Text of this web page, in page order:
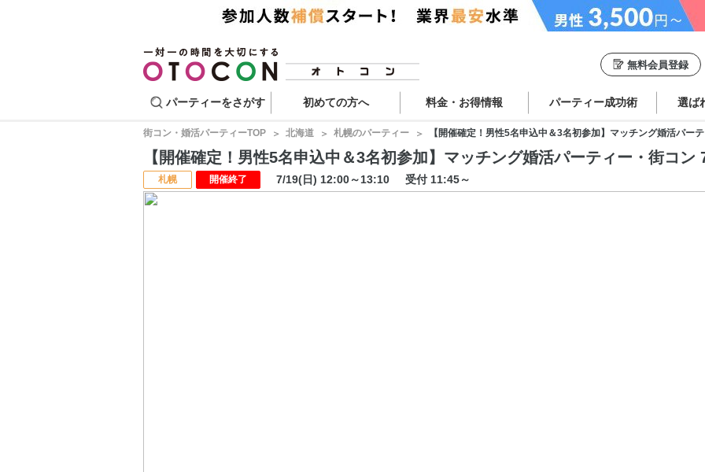
無料会員登録
パーティーをさがす 初めての方へ 料金・お得情報 パーティー成功術 選ば
街コン・婚活パーティーTOP 北海道 札幌のパーティー 【開催確定！男性5名申込中＆3名初参加】マッチング婚活パー
【開催確定！男性5名申込中＆3名初参加】マッチング婚活パーティー・街コ
札幌 開催終了 7/19(日) 12:00～13:10 受付 11:45～